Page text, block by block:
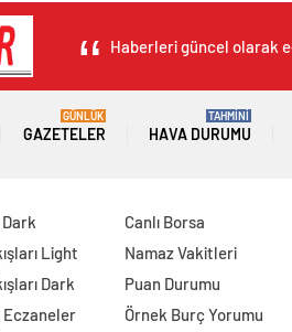
Haberleri güncel olarak
GAZETELER
GÜNLÜK
HAVA DURUMU
TAHMİNİ
Dark
Light
Dark
Canlı Borsa
Namaz Vakitleri
Puan Durumu
Örnek Burç Yorumu